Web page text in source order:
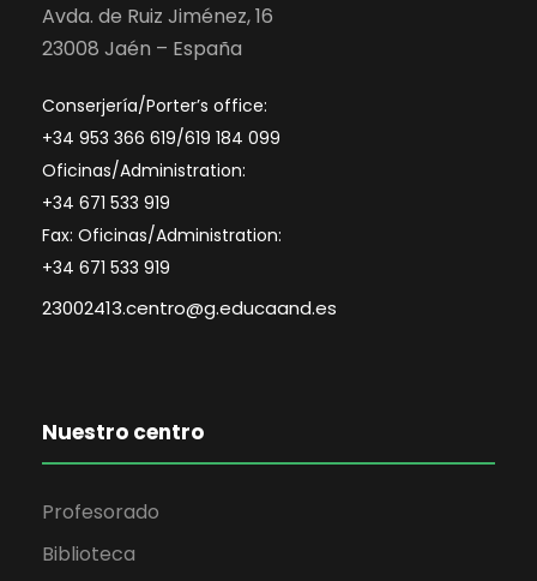
Avda. de Ruiz Jiménez, 16
23008 Jaén – España
Conserjería/Porter’s office:
+34 953 366 619/619 184 099
Oficinas/Administration:
+34 671 533 919
Fax: Oficinas/Administration:
+34 671 533 919
23002413.centro@g.educaand.es
Nuestro centro
Profesorado
Biblioteca